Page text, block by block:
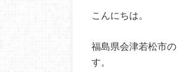
こんにちは。
福島県会津若松市
す。